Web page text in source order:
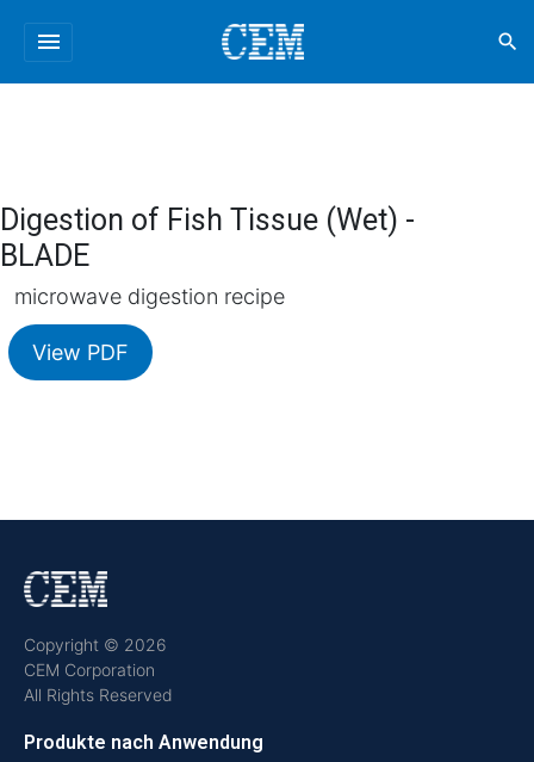
menu search
Digestion of Fish Tissue (Wet) -
BLADE
microwave digestion recipe
View PDF
Copyright © 2026
CEM Corporation
All Rights Reserved
Produkte nach Anwendung